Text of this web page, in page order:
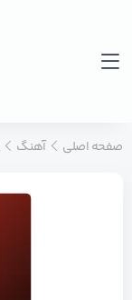
صفحه اصلی آهنگ